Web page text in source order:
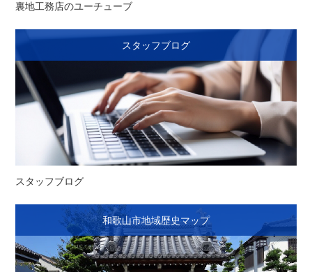
裏地工務店のユーチューブ
スタッフブログ
スタッフブログ
和歌山市地域歴史マップ